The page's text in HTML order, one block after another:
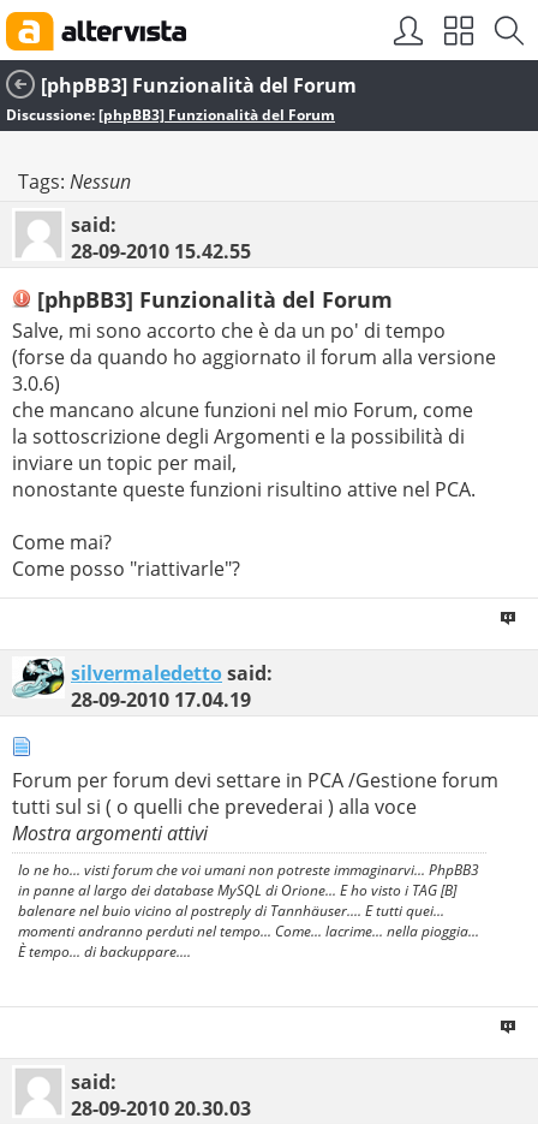
[phpBB3] Funzionalità del Forum
Discussione:[phpBB3] Funzionalità del Forum
Tags: Nessun
said:
28-09-2010 15.42.55
[phpBB3] Funzionalità del Forum
Salve, mi sono accorto che è da un po' di tempo
(forse da quando ho aggiornato il forum alla versione
3.0.6)
che mancano alcune funzioni nel mio Forum, come
la sottoscrizione degli Argomenti e la possibilità di
inviare un topic per mail,
nonostante queste funzioni risultino attive nel PCA.
Come mai?
Come posso "riattivarle"?
silvermaledettosaid:
28-09-2010 17.04.19
Forum per forum devi settare in PCA /Gestione forum
tutti sul si ( o quelli che prevederai ) alla voce
Mostra argomenti attivi
Io ne ho... visti forum che voi umani non potreste immaginarvi... PhpBB3
in panne al largo dei database MySQL di Orione... E ho visto i TAG [B]
balenare nel buio vicino al postreply di Tannhäuser.... E tutti quei...
momenti andranno perduti nel tempo... Come... lacrime... nella pioggia...
È tempo... di backuppare....
said:
28-09-201020.30.03